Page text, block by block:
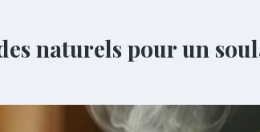
naturels pour un